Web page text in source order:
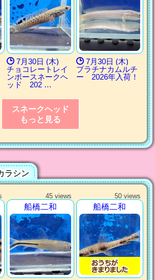
7月30日 (木)
チョコレートレイ
ンボースネークヘ
ッド 202 …
7月30日 (木)
プラチナカムルチ
ー 2026年入荷！
スネークヘッド
もっと見る
ラシン
45 views
船橋二和
50 views
船橋二和